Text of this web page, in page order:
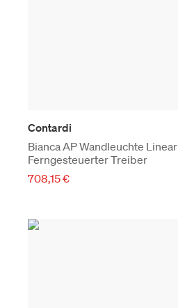
Contardi
Bianca AP Wandleuchte Linear
Ferngesteuerter Treiber
708,15 €